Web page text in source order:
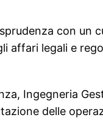
con un
affari legali e
Ingegneria
delle